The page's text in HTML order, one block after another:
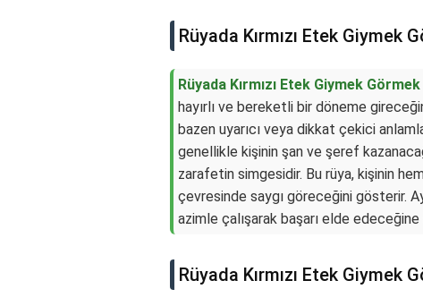
Rüyada Kırmızı Etek Giymek
Rüyada Kırmızı Etek Giymek Görmek
hayırlı ve bereketli bir döneme
bazen uyarıcı veya dikkat çekici
genellikle kişinin şan ve şeref
zarafetin simgesidir. Bu rüya, kişinin
çevresinde saygı göreceğini gösterir.
azimle çalışarak başarı elde
Rüyada Kırmızı Etek Giymek